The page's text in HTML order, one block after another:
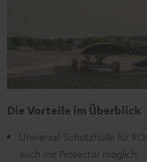
Die Vorteile im Überblick
Universal-Schutzhülle für
auch mit Protector möglich